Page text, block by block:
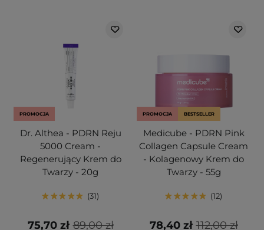
PROMOCJA
Dr. Althea - PDRN Reju
5000 Cream -
Regenerujący Krem do
Twarzy - 20g
31
89,00 zł
75,70 zł
PROMOCJA BESTSELLER
Medicube - PDRN Pink
Collagen Capsule Cream
- Kolagenowy Krem do
Twarzy - 55g
12
112,00 zł
78,40 zł